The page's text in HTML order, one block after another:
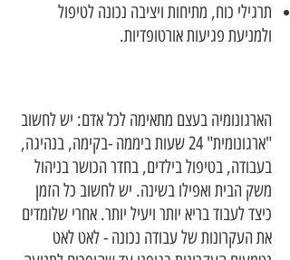
תרגילי כוח, מתיחות ויציבה נכונה לטיפול
ולמניעת פגיעות אורטופדיות.
הארגונומיה בעצם מתאימה לכל אדם: יש לחשוב
"ארגונומית" 24 שעות ביממה -בקימה, בנהיגה,
בעבודה, בטיפול בילדים, בחדר הכושר בניהול
משק הבית ואפילו בשינה. יש לחשוב כל הזמן
כיצד לעבוד בריא יותר ויעיל יותר. אחרי שלומדים
את העקרונות של עבודה נכונה - לאט לאט